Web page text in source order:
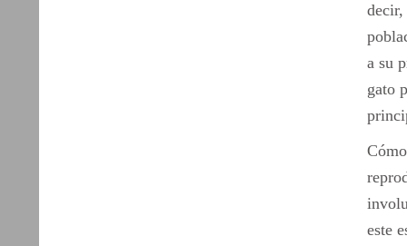
decir,
a su
gato
este